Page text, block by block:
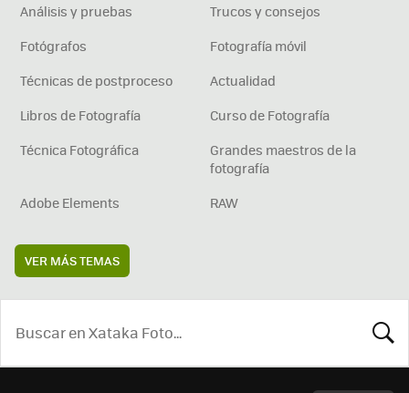
Análisis y pruebas
Trucos y consejos
Fotógrafos
Fotografía móvil
Técnicas de postproceso
Actualidad
Libros de Fotografía
Curso de Fotografía
Técnica Fotográfica
Grandes maestros de la
fotografía
Adobe Elements
RAW
VER MÁS TEMAS